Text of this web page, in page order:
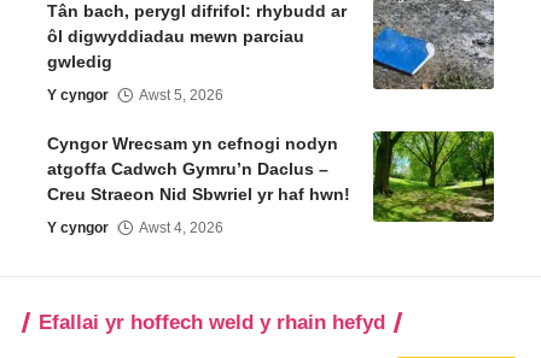
Tân bach, perygl difrifol: rhybudd ar
ôl digwyddiadau mewn parciau
gwledig
Y cyngor Awst 5, 2026
Cyngor Wrecsam yn cefnogi nodyn
atgoffa Cadwch Gymru’n Daclus –
Creu Straeon Nid Sbwriel yr haf hwn!
Y cyngor Awst 4, 2026
Efallai yr hoffech weld y rhain hefyd